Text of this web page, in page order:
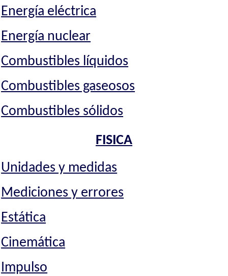
Energía eléctrica
Energía nuclear
Combustibles líquidos
Combustibles gaseosos
Combustibles sólidos
FISICA
Unidades y medidas
Mediciones y errores
Estática
Cinemática
Impulso